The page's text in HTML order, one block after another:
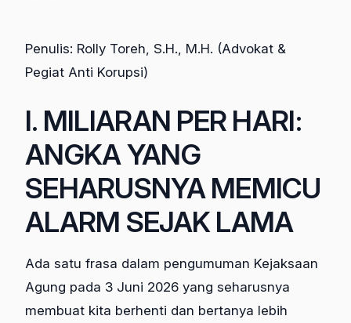
Penulis: Rolly Toreh, S.H., M.H. (Advokat &
Pegiat Anti Korupsi)
I. MILIARAN PER HARI:
ANGKA YANG
SEHARUSNYA MEMICU
ALARM SEJAK LAMA
Ada satu frasa dalam pengumuman Kejaksaan
Agung pada 3 Juni 2026 yang seharusnya
membuat kita berhenti dan bertanya lebih